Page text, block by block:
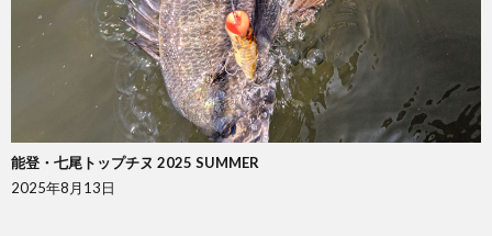
能登・七尾トップチヌ 2025 SUMMER
2025年8月13日